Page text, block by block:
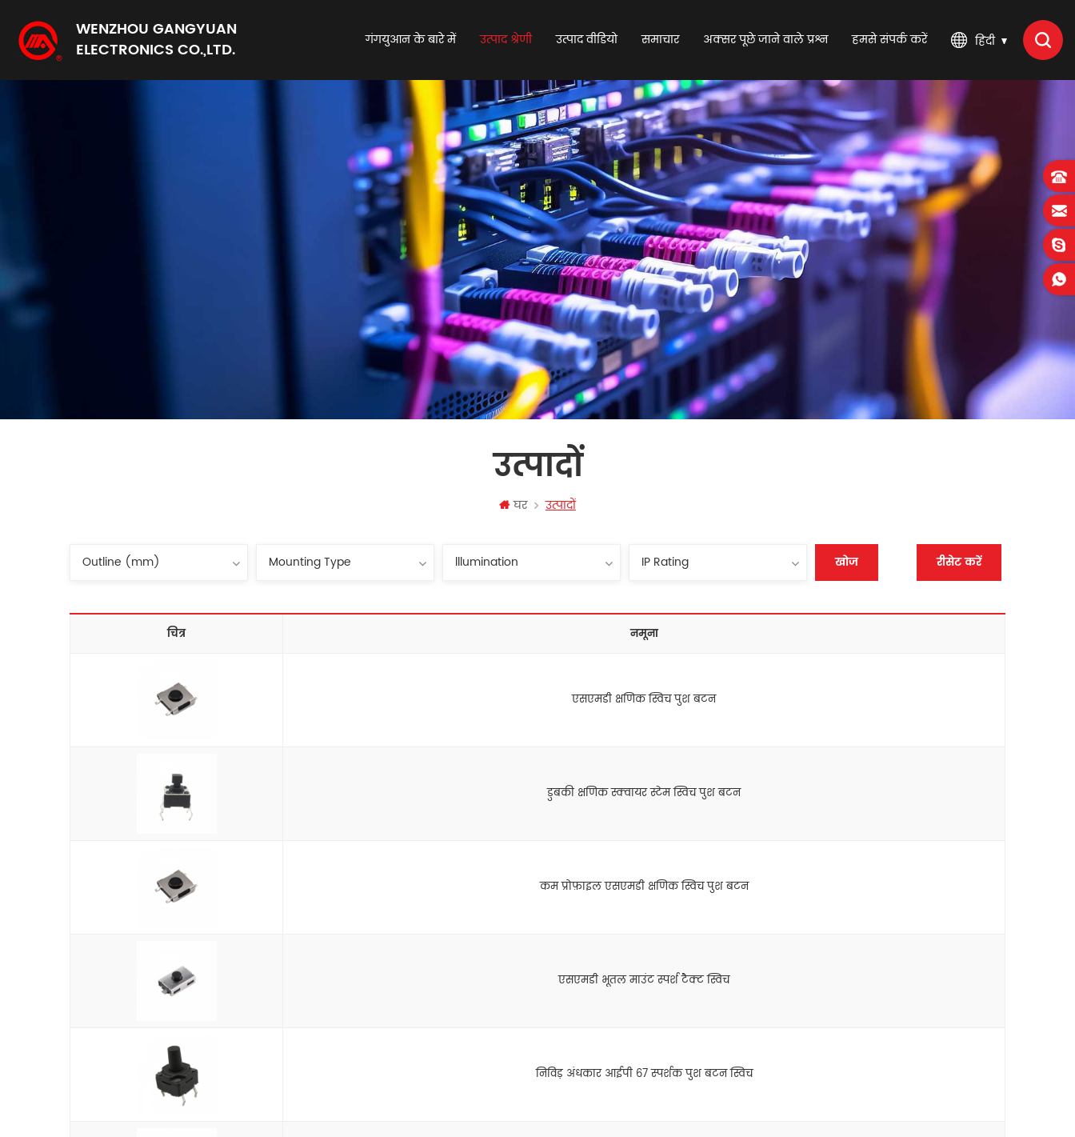
WENZHOU GANGYUAN
ELECTRONICS CO.,LTD.
हिंदी
गंगयुआन के बारे में उत्पाद श्रेणी उत्पाद वीडियो समाचार अक्सर पूछे जाने वाले प्रश्न हमसे संपर्क करें
उत्पादों
घर उत्पादों
खोज रीसेट करें
चित्र नमूना
एसएमडी क्षणिक स्विच पुश बटन
डुबकी क्षणिक स्क्वायर स्टेम स्विच पुश बटन
कम प्रोफ़ाइल एसएमडी क्षणिक स्विच पुश बटन
एसएमडी भूतल माउंट स्पर्श टैक्ट स्विच
निविड़ अंधकार आईपी 67 स्पर्शक पुश बटन स्विच